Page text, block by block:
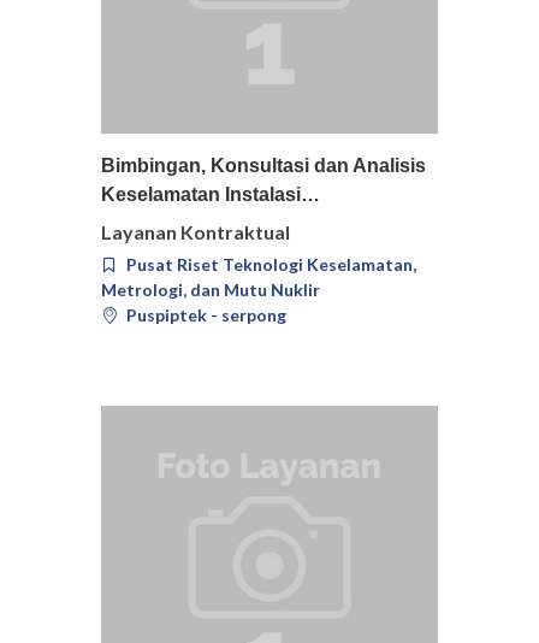
Pilih Detail
Bimbingan, Konsultasi dan Analisis
Keselamatan Instalasi…
Layanan Kontraktual
Pusat Riset Teknologi Keselamatan,
Metrologi, dan Mutu Nuklir
Puspiptek - serpong